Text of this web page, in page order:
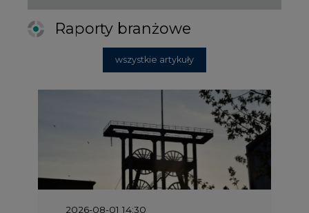
Raporty branżowe
wszystkie artykuły
2026-08-01 14:30